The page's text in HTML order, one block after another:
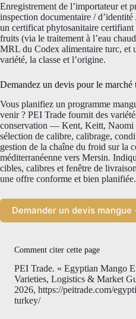
Enregistrement de l’importateur et
inspection documentaire /
un certificat phytosanitaire certifiant
fruits (via le traitement à l’eau
MRL du Codex alimentaire turc, et
variété, la classe et l’origine.
Demandez un devis pour le marché
Vous planifiez un programme
venir ? PEI Trade fournit des
conservation — Kent, Keitt,
sélection de calibre, calibrage,
gestion de la chaîne du froid sur la
méditerranéenne vers Mersin.
cibles, calibres et fenêtre de
une offre conforme et bien planifiée.
Demander un devis mangue
Comment citer cette page
PEI Trade. « Egyptian Mango
Varieties, Logistics & Market
2026, https://peitrade.com/
turkey/